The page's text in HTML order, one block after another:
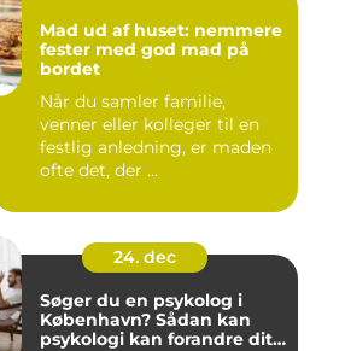
Mad ud af huset: nemmere
fester med god mad på
bordet
Når du samler familie,
venner eller kolleger til en
festlig anledning, er maden
ofte det, der ...
24. dec
Søger du en psykolog i
København? Sådan kan
psykologi kan forandre dit